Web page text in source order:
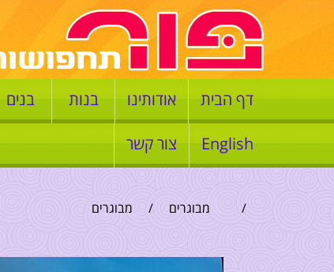
דף הבית אודותינו בנות בנים
English צור קשר
/ מבוגרים / מבוגרים